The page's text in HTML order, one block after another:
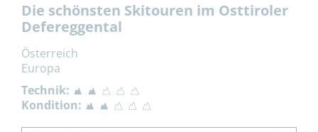
Die schönsten Skitouren im Osttiroler
Defereggental
Österreich
Europa
Technik:
Kondition: